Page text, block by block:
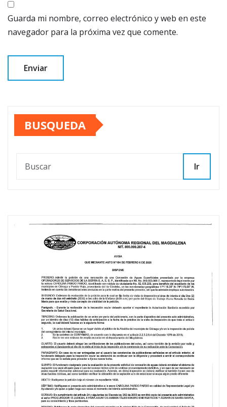
Guarda mi nombre, correo electrónico y web en este
navegador para la próxima vez que comente.
BUSQUEDA
Ir